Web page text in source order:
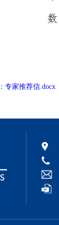
专家推荐信.docx